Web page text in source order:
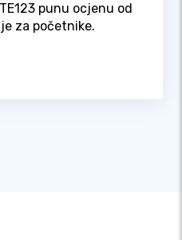
punu ocjenu od
za početnike.